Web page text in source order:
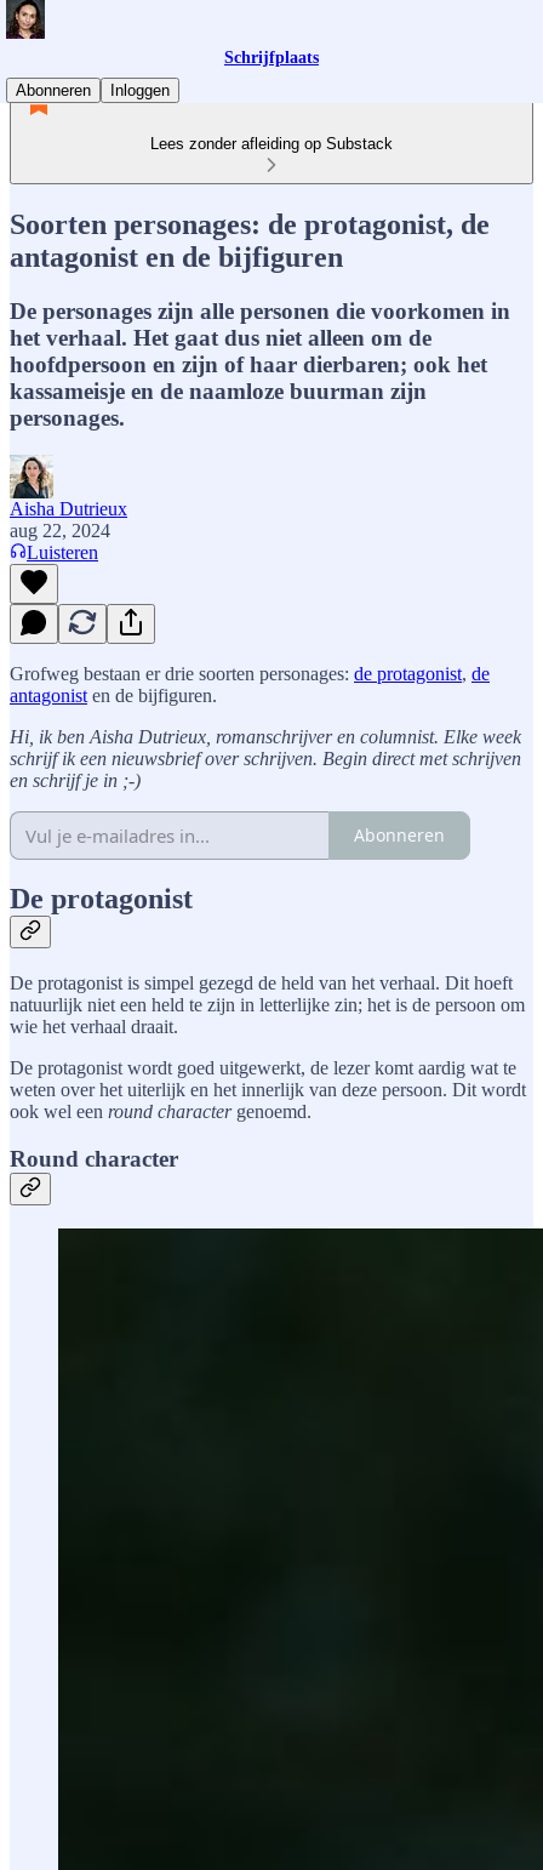
Schrijfplaats
Abonneren
Inloggen
Lees zonder afleiding op Substack
Soorten personages: de protagonist, de
antagonist en de bijfiguren
De personages zijn alle personen die voorkomen in
het verhaal. Het gaat dus niet alleen om de
hoofdpersoon en zijn of haar dierbaren; ook het
kassameisje en de naamloze buurman zijn
personages.
Aisha Dutrieux
aug 22, 2024
Luisteren
Grofweg bestaan er drie soorten personages: de protagonist, de
antagonist en de bijfiguren.
Hi, ik ben Aisha Dutrieux, romanschrijver en columnist. Elke week
schrijf ik een nieuwsbrief over schrijven. Begin direct met schrijven
en schrijf je in ;-)
Abonneren
De protagonist
De protagonist is simpel gezegd de held van het verhaal. Dit hoeft
natuurlijk niet een held te zijn in letterlijke zin; het is de persoon om
wie het verhaal draait.
De protagonist wordt goed uitgewerkt, de lezer komt aardig wat te
weten over het uiterlijk en het innerlijk van deze persoon. Dit wordt
ook wel een round charactergenoemd.
Round character